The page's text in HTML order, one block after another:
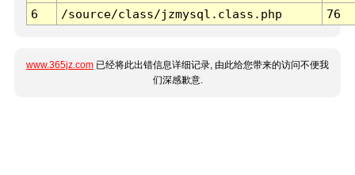
6
/source/class/jzmysql.class.php 76
www.365jz.com 已经将此出错信息详细记录, 由此给您带来的访问不便我
们深感歉意.